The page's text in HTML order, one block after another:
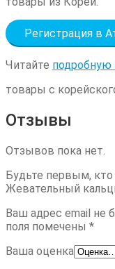
Регистрация в
Читайте
товары с
Отзывы
Отзывов пока нет.
Будьте первым,
Жевательный
Ваш адрес email не
поля помечены *
Ваша оценка